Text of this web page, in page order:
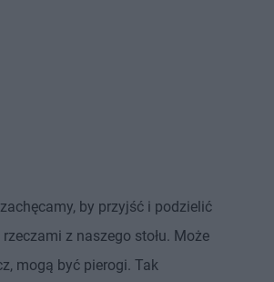
by przyjść i podzielić
z naszego stołu. Może
mogą być pierogi. Tak